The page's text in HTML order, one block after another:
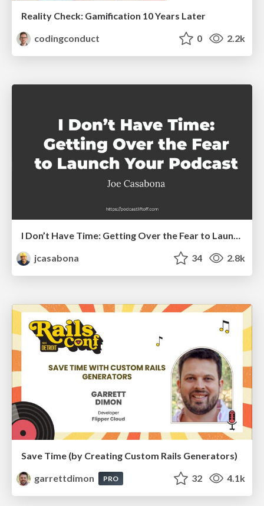
Reality Check: Gamification 10 Years Later
codingconduct
0 2.2k
I Don’t Have Time: Getting Over the Fear to Launch Your Podcast
jcasabona
34 2.8k
Save Time (by Creating Custom Rails Generators)
garrettdimon
PRO 32 4.1k